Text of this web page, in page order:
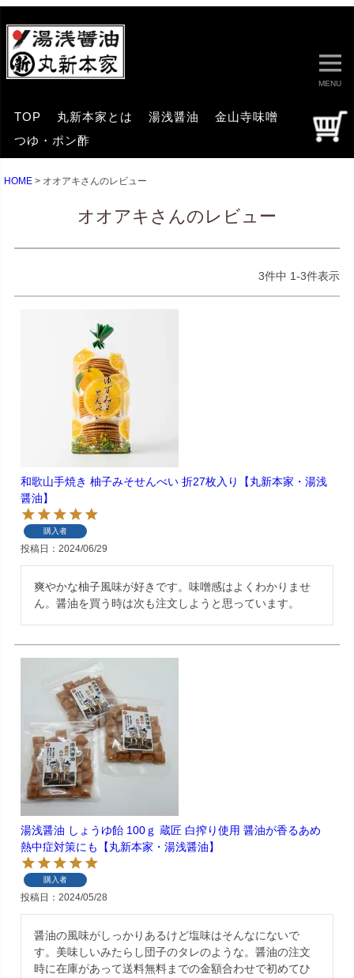
MENU
TOP 丸新本家とは 湯浅醤油
金山寺味噌
つゆ・ポン酢
HOME オオアキさんのレビュー
オオアキさんのレビュー
3件中 1-3件表示
和歌山手焼き 柚子みそせんべい 折27枚入り【丸新本家・湯浅
醤油】
購入者
投稿日 2024/06/29
爽やかな柚子風味が好きです。味噌感はよくわかりませ
ん。醤油を買う時は次も注文しようと思っています。
湯浅醤油 しょうゆ飴 100ｇ 蔵匠 白搾り使用 醤油が香るあめ
熱中症対策にも【丸新本家・湯浅醤油】
購入者
投稿日 2024/05/28
醤油の風味がしっかりあるけど塩味はそんなにないで
す。美味しいみたらし団子のタレのような。醤油の注文
時に在庫があって送料無料までの金額合わせで初めてひ